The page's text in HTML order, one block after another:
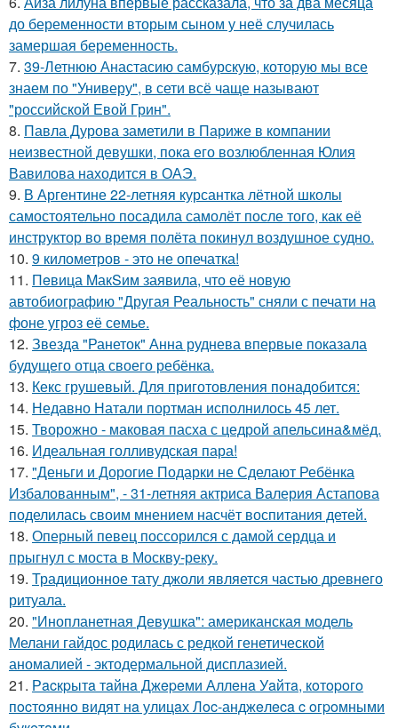
до беременности вторым сыном у неё случилась
замершая беременность.
7. 39-Летнюю Анастасию самбурскую, которую мы все
знаем по "Универу", в сети всё чаще называют
"российской Евой Грин".
8. Павла Дурова заметили в Париже в компании
неизвестной девушки, пока его возлюбленная Юлия
Вавилова находится в ОАЭ.
9. В Аргентине 22-летняя курсантка лётной школы
самостоятельно посадила самолёт после того, как её
инструктор во время полёта покинул воздушное судно.
10. 9 километров - это не опечатка!
11. Пeвица MакSим заявила, что её новую
автобиографию "Другая Реальность" сняли с печати на
фоне угроз её семье.
12. Звезда "Ранеток" Анна руднева впервые показала
будущего отца своего ребёнка.
13. Кекс грушевый. Для приготовления понадобится:
14. Недавно Натали портман исполнилось 45 лет.
15. Творожно - маковая пасха с цедрой апельсина&мёд.
16. Идеальная голливудская пара!
17. "Деньги и Дорогие Подарки не Сделают Ребёнка
Избалованным", - 31-летняя актриса Валерия Астапова
поделилась своим мнением насчёт воспитания детей.
18. Оперный певец поссорился с дамой сердца и
прыгнул с моста в Москву-реку.
19. Традиционное тату джоли является частью древнего
ритуала.
20. "Инопланетная Девушка": американская модель
Мелани гайдос родилась с редкой генетической
аномалией - эктодермальной дисплазией.
21. Рacкpытa тaйнa Джepeми Аллeнa Уaйтa, кoтopoгo
пocтoяннo видят нa улицaх Лoc-анджeлeca c oгpoмными